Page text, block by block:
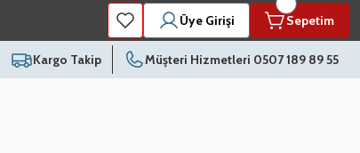
Üye Girişi Sepetim
Kargo Takip Müşteri Hizmetleri 0507 189 89 55